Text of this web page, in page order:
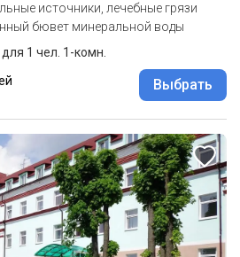
источники, лечебные грязи
бювет минеральной воды
1 чел. 1-комн.
Выбрать